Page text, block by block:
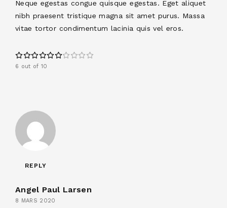
Neque egestas congue quisque egestas. Eget aliquet
nibh praesent tristique magna sit amet purus. Massa
vitae tortor condimentum lacinia quis vel eros.
6 out of 10
REPLY
Angel Paul Larsen
8 MARS 2020